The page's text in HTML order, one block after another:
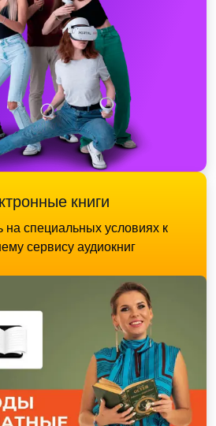
книги
на специальных условиях к
сервису аудиокниг